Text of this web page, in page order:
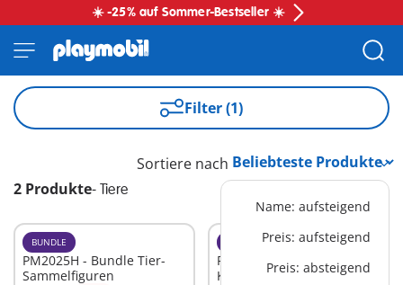
☀️ -25% auf Sommer-Bestseller ☀️
Filter (1)
2 Produkte- Tiere
Sortiere nach
Name: aufsteigend
Preis: aufsteigend
Preis: absteigend
BUNDLE
PM2025H - Bundle Tier-
Sammelfiguren
PM2504E - Spaß in der
Kunterbunten Villa Bundle